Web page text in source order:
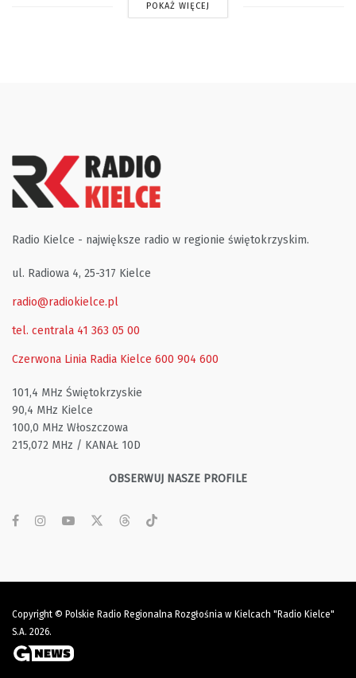
POKAŻ WIĘCEJ
Radio Kielce - największe radio w regionie świętokrzyskim.
ul. Radiowa 4, 25-317 Kielce
radio@radiokielce.pl
tel. centrala 41 363 05 00
Czerwona Linia Radia Kielce 600 904 600
101,4 MHz Świętokrzyskie
90,4 MHz Kielce
100,0 MHz Włoszczowa
215,072 MHz / KANAŁ 10D
OBSERWUJ NASZE PROFILE
Copyright © Polskie Radio Regionalna Rozgłośnia w Kielcach "Radio Kielce"
S.A. 2026.